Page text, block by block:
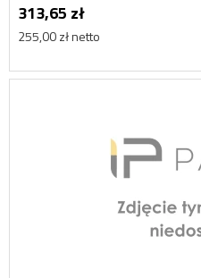
313,65 zł
255,00 zł netto